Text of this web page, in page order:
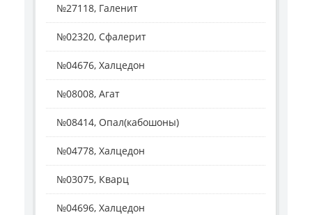
№27118, Галенит
№02320, Сфалерит
№04676, Халцедон
№08008, Агат
№08414, Опал(кабошоны)
№04778, Халцедон
№03075, Кварц
№04696, Халцедон